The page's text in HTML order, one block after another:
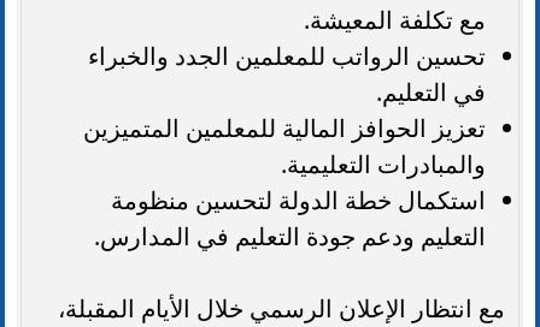
مع تكلفة المعيشة.
تحسين الرواتب للمعلمين الجدد والخبراء
في التعليم.
تعزيز الحوافز المالية للمعلمين المتميزين
والمبادرات التعليمية.
استكمال خطة الدولة لتحسين منظومة
التعليم ودعم جودة التعليم في المدارس.
مع انتظار الإعلان الرسمي خلال الأيام المقبلة،